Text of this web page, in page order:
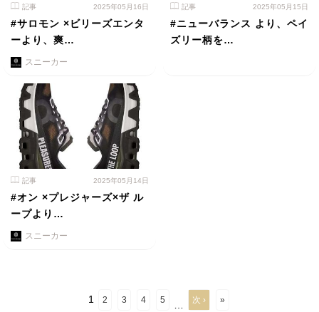
記事 2025年05月16日
#サロモン ×ビリーズエンタ
ーより、爽…
スニーカー
記事 2025年05月15日
#ニューバランス より、ペイ
ズリー柄を…
記事 2025年05月14日
#オン ×プレジャーズ×ザ ル
ープより…
スニーカー
1 2 3 4 5 次 › »